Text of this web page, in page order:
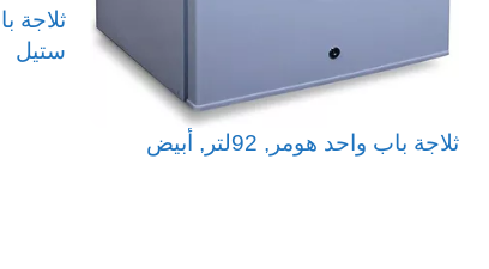
ثلاجة باب واحد هومر, 92لتر, أبيض
ستيل